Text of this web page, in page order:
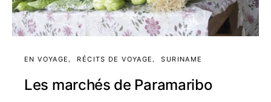
EN VOYAGE RÉCITS DE VOYAGE SURINAME
Les marchés de Paramaribo